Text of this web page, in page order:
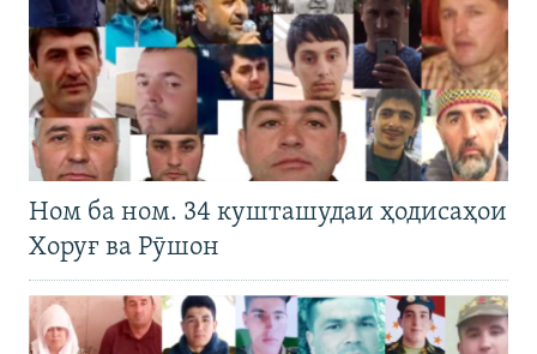
Ном ба ном. 34 кушташудаи ҳодисаҳои
Хоруғ ва Рӯшон